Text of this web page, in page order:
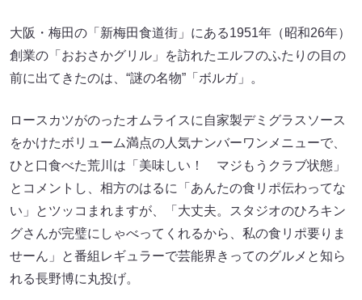
大阪・梅田の「新梅田食道街」にある1951年（昭和26年）
創業の「おおさかグリル」を訪れたエルフのふたりの目の
前に出てきたのは、“謎の名物”「ボルガ」。
ロースカツがのったオムライスに自家製デミグラスソース
をかけたボリューム満点の人気ナンバーワンメニューで、
ひと口食べた荒川は「美味しい！ マジもうクラブ状態」
とコメントし、相方のはるに「あんたの食リポ伝わってな
い」とツッコまれますが、「大丈夫。スタジオのひろキン
グさんが完璧にしゃべってくれるから、私の食リポ要りま
せーん」と番組レギュラーで芸能界きってのグルメと知ら
れる長野博に丸投げ。